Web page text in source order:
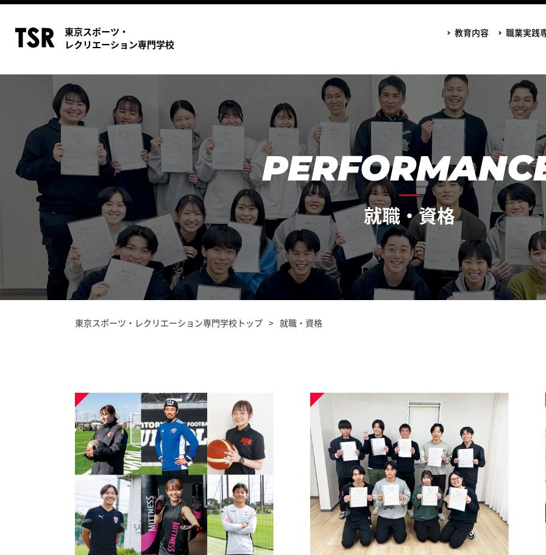
東京スポーツ・
レクリエーション専門学校
教育内容 職業実践
就職・資格
東京スポーツ・レクリエーション専門学校トップ 就職・資格